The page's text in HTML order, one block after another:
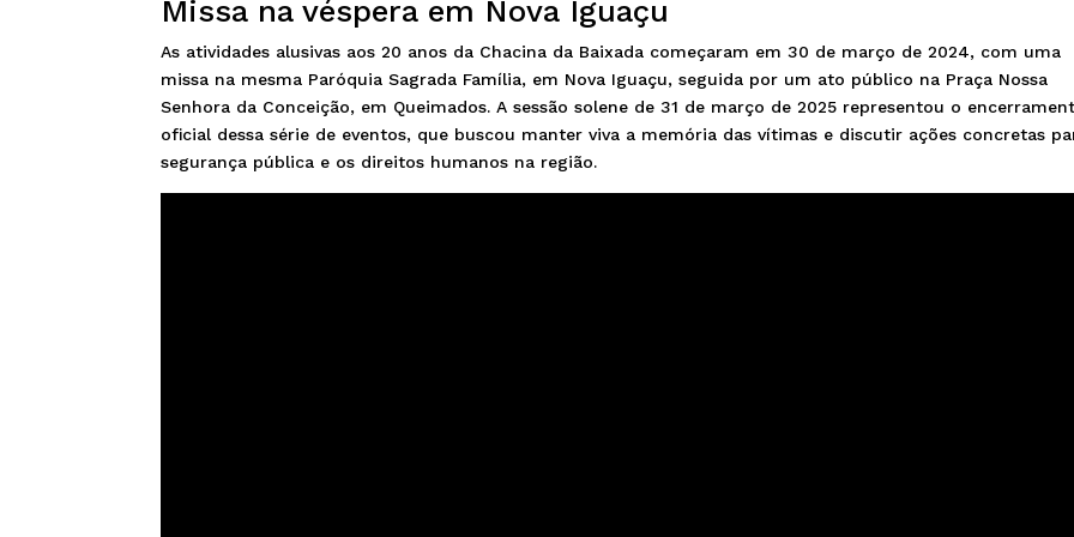
Missa na véspera em Nova Iguaçu
As atividades alusivas aos 20 anos da Chacina da Baixada começaram em 30 de março de 2024, com uma
missa na mesma Paróquia Sagrada Família, em Nova Iguaçu, seguida por um ato público na Praça Nossa
Senhora da Conceição, em Queimados. A sessão solene de 31 de março de 2025 representou o
oficial dessa série de eventos, que buscou manter viva a memória das vítimas e discutir ações concretas
segurança pública e os direitos humanos na região.